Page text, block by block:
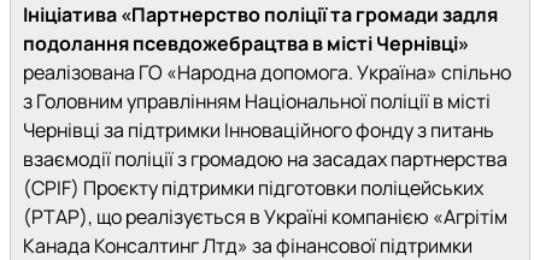
Ініціатива «Партнерство поліції та громади задля
подолання псевдожебрацтва в місті Чернівці»
реалізована ГО «Народна допомога. Україна» спільно
з Головним управлінням Національної поліції в місті
Чернівці за підтримки Інноваційного фонду з питань
взаємодії поліції з громадою на засадах партнерства
(CPIF) Проєкту підтримки підготовки поліцейських
(PTAP), що реалізується в Україні компанією «Агрітім
Канада Консалтинг Лтд» за фінансової підтримки